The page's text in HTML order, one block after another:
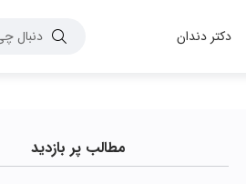
دکتر دندان
مطالب پر بازدید